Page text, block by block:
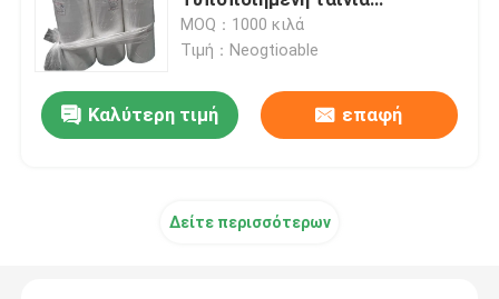
Φόρμα τέντωσης από LDPE
Προστατευτική ταινία PE
συσκευασίας ιστών
MOQ：1000 κιλά
Τιμή：Neogtioable
Καλύτερη τιμή επαφή
Δείτε περισσότερων